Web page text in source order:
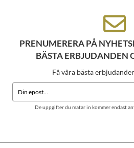
PRENUMERERA PÅ
BÄSTA ERBJUDANDEN
Få våra bästa
De uppgifter du matar in kommer endast